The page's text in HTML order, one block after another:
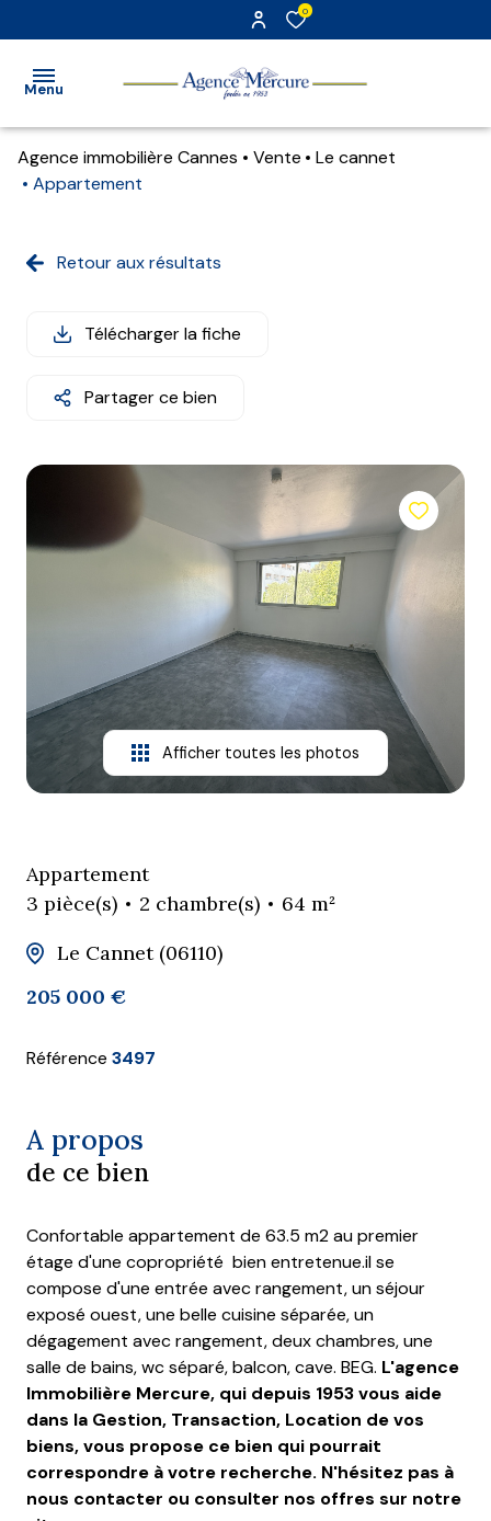
0
Menu
accueil
location
gestion
Agence immobilière Cannes Vente
Le cannet
Appartement
Retour aux résultats
Télécharger la fiche
Partager ce bien
Afficher toutes les photos
Appartement
3 pièce(s)
2 chambre(s)
64 m²
Le Cannet (06110)
205 000 €
Référence 3497
A propos
de ce bien
Confortable appartement de 63.5 m2 au premier
étage d'une copropriété bien entretenue.il se
compose d'une entrée avec rangement, un séjour
exposé ouest, une belle cuisine séparée, un
dégagement avec rangement, deux chambres, une
salle de bains, wc séparé, balcon, cave. BEG. L'agence
Immobilière Mercure, qui depuis 1953 vous aide
dans la Gestion, Transaction, Location de vos
biens, vous propose ce bien qui pourrait
correspondre à votre recherche. N'hésitez pas à
nous contacter ou consulter nos offres sur notre